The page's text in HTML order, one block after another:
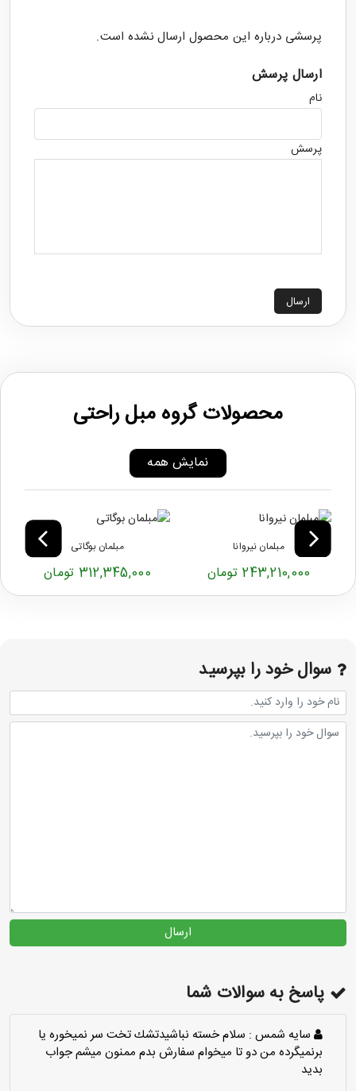
پرسشی درباره این محصول ارسال نشده است.
ارسال پرسش
نام
پرسش
ارسال
محصولات گروه مبل راحتی
نمایش همه
مبلمان نیروانا
243,210,000 تومان
مبلمان بوگاتی
312,345,000 تومان
سوال خود را بپرسید
ارسال
پاسخ به سوالات شما
سايه شمس : سلام خسته نباشيدتشك تخت سر نميخوره يا
برنميگرده من دو تا ميخوام سفارش بدم ممنون ميشم جواب
بديد